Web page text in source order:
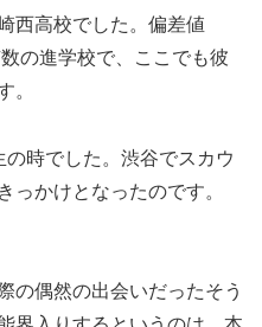
西高校でした。偏差値
の進学校で、ここでも彼
。
時でした。渋谷でスカウ
っかけとなったのです。
の偶然の出会いだったそう